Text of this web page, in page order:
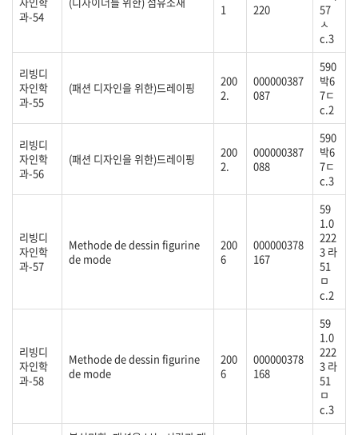
과-54
1
220
57
ㅅ
c.3
리빙디
자인학
과-55
(패션 디자인을 위한)드레이핑
200
2.
000000387
087
590
박6
7ㄷ
c.2
리빙디
자인학
과-56
(패션 디자인을 위한)드레이핑
200
2.
000000387
088
590
박6
7ㄷ
c.3
리빙디
자인학
과-57
Methode de dessin figurine
de mode
200
6
000000378
167
59
1.0
222
3 라
51
ㅁ
c.2
리빙디
자인학
과-58
Methode de dessin figurine
de mode
200
6
000000378
168
59
1.0
222
3 라
51
ㅁ
c.3